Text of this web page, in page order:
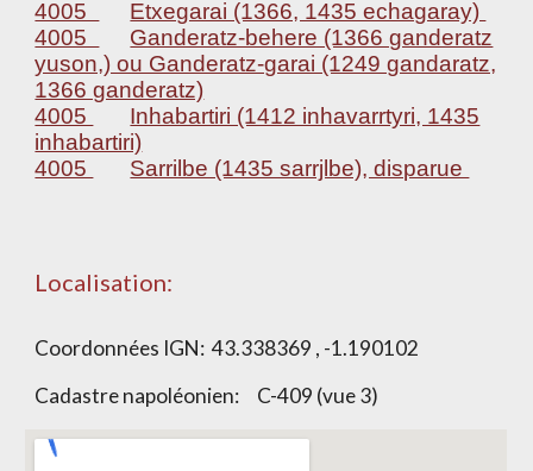
4005
Etxegarai (1366, 1435 echagaray)
4005
Ganderatz-behere (1366 ganderatz
yuson,) ou Ganderatz-garai (1249 gandaratz,
1366 ganderatz)
4005
Inhabartiri (1412 inhavarrtyri, 1435
inhabartiri)
4005
Sarrilbe (1435 sarrjlbe), disparue
Localisation:
Coordonnées IGN:43.338369 , -1.190102
Cadastre napoléonien: C-409 (vue 3)